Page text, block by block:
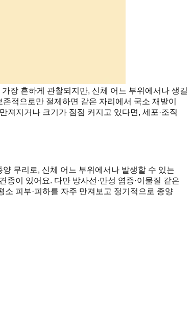
장 흔하게 관찰되지만, 신체 어느 부위에서나 생길
적으로만 절제하면 같은 자리에서 국소 재발이
져지거나 크기가 점점 커지고 있다면, 세포·조직
무리로, 신체 어느 부위에서나 발생할 수 있는
이 있어요. 다만 방사선·만성 염증·이물질 같은
피부·피하를 자주 만져보고 정기적으로 종양